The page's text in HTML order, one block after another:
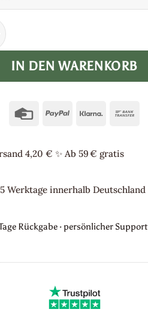
-jungle- Menge
IN DEN WARENKORB
CreditPayPalKlarna
4,20 € ✨Ab 59 € gratis
Werktage innerhalb Deutschland
Rückgabe · persönlicher Support